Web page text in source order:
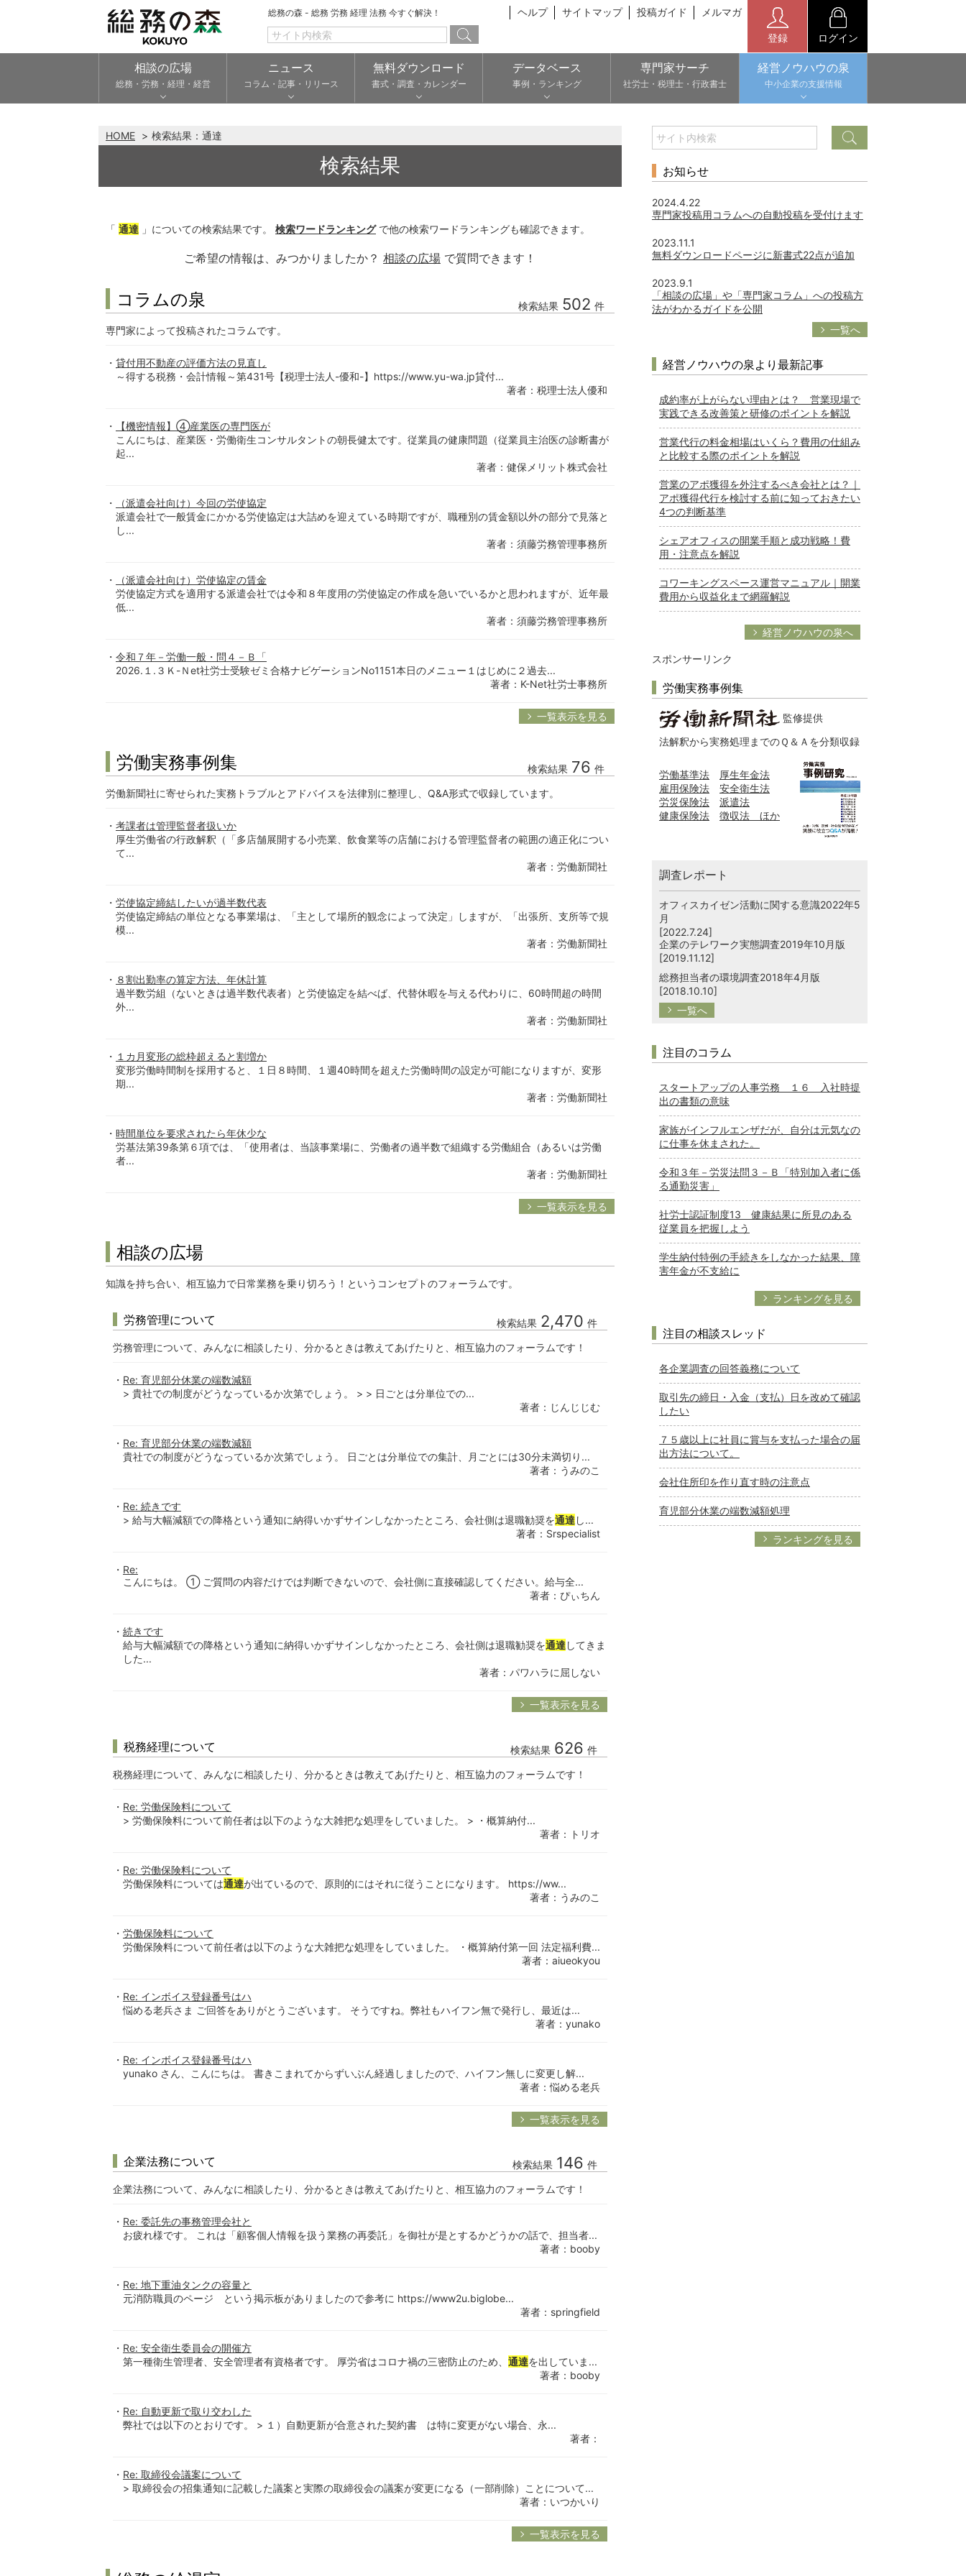
総務の森 - 総務 労務 経理 法務 今すぐ解決！ ヘルプ サイトマップ 投稿ガイド メルマガ
登録 ログイン
相談の広場
総務・労務・経理・経営
ニュース
コラム・記事・リリース
無料ダウンロード
書式・調査・カレンダー
データベース
事例・ランキング
専門家サーチ
社労士・税理士・行政書士
経営ノウハウの泉
中小企業の支援情報
HOME 検索結果： 通達
検索結果
「 通達 」についての検索結果です。 検索ワードランキングで他の検索ワードランキングも確認できます。
ご希望の情報は、みつかりましたか？ 相談の広場 で質問できます！
コラムの泉 検索結果 502 件
専門家によって投稿されたコラムです。
貸付用不動産の評価方法の見直し
～得する税務・会計情報～第431号【税理士法人-優和-】https://www.yu-wa.jp貸付...
著者：税理士法人優和
【機密情報】④産業医の専門医が
こんにちは、産業医・労働衛生コンサルタントの朝長健太です。従業員の健康問題（従業員主治医の診断書が
起...
著者：健保メリット株式会社
（派遣会社向け）今回の労使協定
派遣会社で一般賃金にかかる労使協定は大詰めを迎えている時期ですが、職種別の賃金額以外の部分で見落と
し...
著者：須藤労務管理事務所
（派遣会社向け）労使協定の賃金
労使協定方式を適用する派遣会社では令和８年度用の労使協定の作成を急いでいるかと思われますが、近年最
低...
著者：須藤労務管理事務所
令和７年－労働一般・問４－Ｂ「
2026.１.３Ｋ-Ｎet社労士受験ゼミ合格ナビゲーションNo1151本日のメニュー１はじめに２過去...
著者：K-Net社労士事務所
一覧表示を見る
労働実務事例集 検索結果 76 件
労働新聞社に寄せられた実務トラブルとアドバイスを法律別に整理し、Q&A形式で収録しています。
考課者は管理監督者扱いか
厚生労働省の行政解釈（「多店舗展開する小売業、飲食業等の店舗における管理監督者の範囲の適正化につい
て...
著者：労働新聞社
労使協定締結したいが過半数代表
労使協定締結の単位となる事業場は、「主として場所的観念によって決定」しますが、「出張所、支所等で規
模...
著者：労働新聞社
８割出勤率の算定方法、年休計算
過半数労組（ないときは過半数代表者）と労使協定を結べば、代替休暇を与える代わりに、60時間超の時間
外...
著者：労働新聞社
１カ月変形の総枠超えると割増か
変形労働時間制を採用すると、１日８時間、１週40時間を超えた労働時間の設定が可能になりますが、変形
期...
著者：労働新聞社
時間単位を要求されたら年休少な
労基法第39条第６項では、「使用者は、当該事業場に、労働者の過半数で組織する労働組合（あるいは労働
者...
著者：労働新聞社
一覧表示を見る
相談の広場
知識を持ち合い、相互協力で日常業務を乗り切ろう！というコンセプトのフォーラムです。
労務管理について 検索結果 2,470 件
労務管理について、みんなに相談したり、分かるときは教えてあげたりと、相互協力のフォーラムです！
Re: 育児部分休業の端数減額
> 貴社での制度がどうなっているか次第でしょう。 > > 日ごとは分単位での...
著者：じんじじむ
Re: 育児部分休業の端数減額
貴社での制度がどうなっているか次第でしょう。 日ごとは分単位での集計、月ごとには30分未満切り...
著者：うみのこ
Re: 続きです
> 給与大幅減額での降格という通知に納得いかずサインしなかったところ、会社側は退職勧奨を通達 し...
著者：Srspecialist
Re:
こんにちは。 ① ご質問の内容だけでは判断できないので、会社側に直接確認してください。給与全...
著者：ぴぃちん
続きです
給与大幅減額での降格という通知に納得いかずサインしなかったところ、会社側は退職勧奨を通達 してきま
した...
著者：パワハラに屈しない
一覧表示を見る
税務経理について 検索結果 626 件
税務経理について、みんなに相談したり、分かるときは教えてあげたりと、相互協力のフォーラムです！
Re: 労働保険料について
> 労働保険料について前任者は以下のような大雑把な処理をしていました。 > ・概算納付...
著者：トリオ
Re: 労働保険料について
労働保険料については通達が出ているので、原則的にはそれに従うことになります。 https://ww...
著者：うみのこ
労働保険料について
労働保険料について前任者は以下のような大雑把な処理をしていました。 ・概算納付第一回 法定福利費...
著者：aiueokyou
Re: インボイス登録番号はハ
悩める老兵さま ご回答をありがとうございます。 そうですね。弊社もハイフン無で発行し、最近は...
著者：yunako
Re: インボイス登録番号はハ
yunako さん、こんにちは。 書きこまれてからずいぶん経過しましたので、ハイフン無しに変更し解...
著者：悩める老兵
一覧表示を見る
企業法務について 検索結果 146 件
企業法務について、みんなに相談したり、分かるときは教えてあげたりと、相互協力のフォーラムです！
Re: 委託先の事務管理会社と
お疲れ様です。 これは「顧客個人情報を扱う業務の再委託」を御社が是とするかどうかの話で、担当者...
著者：booby
Re: 地下重油タンクの容量と
元消防職員のページ という掲示板がありましたので参考に https://www2u.biglobe...
著者：springfield
Re: 安全衛生委員会の開催方
第一種衛生管理者、安全管理者有資格者です。 厚労省はコロナ禍の三密防止のため、 通達を出していま...
著者：booby
Re: 自動更新で取り交わした
弊社では以下のとおりです。 > １）自動更新が合意された契約書 は特に変更がない場合、永...
著者：
Re: 取締役会議案について
> 取締役会の招集通知に記載した議案と実際の取締役会の議案が変更になる（一部削除）ことについて...
著者：いつかいり
一覧表示を見る
お知らせ
2024.4.22
専門家投稿用コラムへの自動投稿を受付けます
2023.11.1
無料ダウンロードページに新書式22点が追加
2023.9.1
「相談の広場」や「専門家コラム」への投稿方
法がわかるガイドを公開
一覧へ
経営ノウハウの泉より最新記事
成約率が上がらない理由とは？ 営業現場で
実践できる改善策と研修のポイントを解説
営業代行の料金相場はいくら？費用の仕組み
と比較する際のポイントを解説
営業のアポ獲得を外注するべき会社とは？｜
アポ獲得代行を検討する前に知っておきたい
4つの判断基準
シェアオフィスの開業手順と成功戦略！費
用・注意点を解説
コワーキングスペース運営マニュアル｜開業
費用から収益化まで網羅解説
経営ノウハウの泉へ
スポンサーリンク
労働実務事例集
監修提供
法解釈から実務処理までのＱ＆Ａを分類収録
労働基準法
厚生年金法
雇用保険法
安全衛生法
労災保険法
派遣法
健康保険法
徴収法 ほか
調査レポート
オフィスカイゼン活動に関する意識2022年5
月
[2022.7.24]
企業のテレワーク実態調査2019年10月版
[2019.11.12]
総務担当者の環境調査2018年4月版
[2018.10.10]
一覧へ
注目のコラム
スタートアップの人事労務 １６ 入社時提
出の書類の意味
家族がインフルエンザだが、自分は元気なの
に仕事を休まされた。
令和３年－労災法問３－Ｂ「特別加入者に係
る通勤災害」
社労士認証制度13 健康結果に所見のある
従業員を把握しよう
学生納付特例の手続きをしなかった結果、障
害年金が不支給に
ランキングを見る
注目の相談スレッド
各企業調査の回答義務について
取引先の締日・入金（支払）日を改めて確認
したい
７５歳以上に社員に賞与を支払った場合の届
出方法について。
会社住所印を作り直す時の注意点
育児部分休業の端数減額処理
ランキングを見る